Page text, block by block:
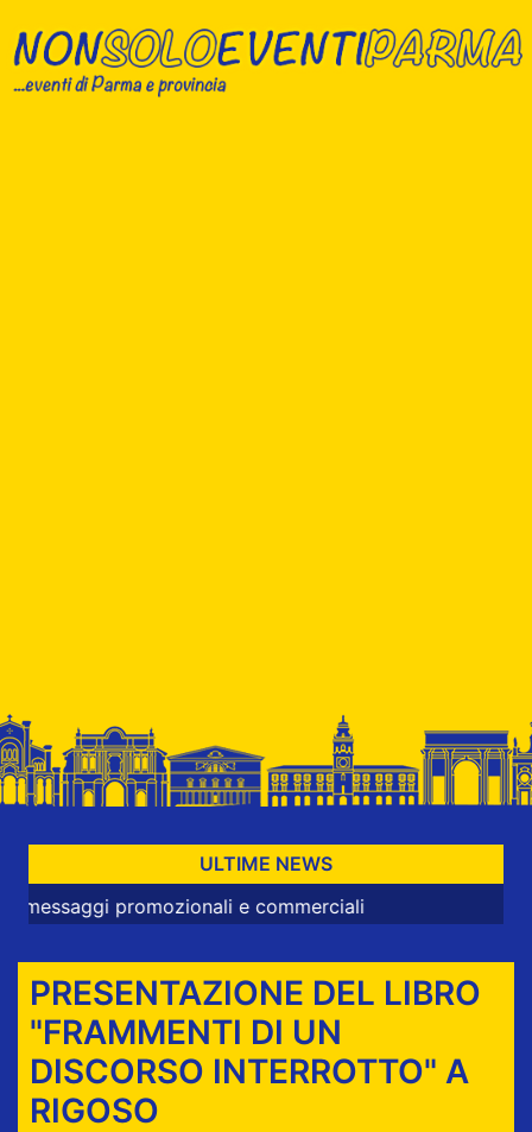
ULTIME NEWS
promozionali e commerciali
PRESENTAZIONE DEL LIBRO
"FRAMMENTI DI UN
DISCORSO INTERROTTO" A
RIGOSO